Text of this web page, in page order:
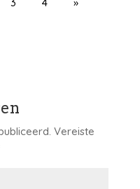
Vereiste